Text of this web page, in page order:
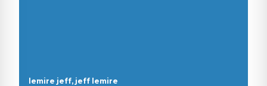
lemire jeff, jeff lemire